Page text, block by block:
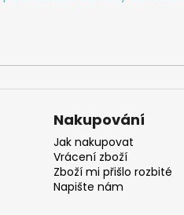
Nakupování
Jak nakupovat
Vrácení zboží
Zboží mi přišlo rozbité
Napište nám